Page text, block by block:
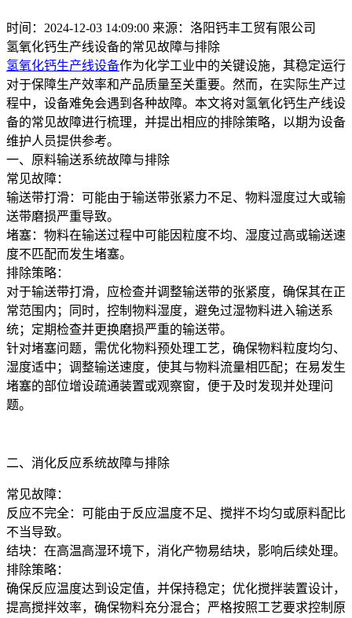
时间：2024-12-03 14:09:00 来源：洛阳钙丰工贸有限公司
氢氧化钙生产线设备的常见故障与排除
氢氧化钙生产线设备作为化学工业中的关键设施，其稳定运行
对于保障生产效率和产品质量至关重要。然而，在实际生产过
程中，设备难免会遇到各种故障。本文将对氢氧化钙生产线设
备的常见故障进行梳理，并提出相应的排除策略，以期为设备
维护人员提供参考。
一、原料输送系统故障与排除
常见故障：
输送带打滑：可能由于输送带张紧力不足、物料湿度过大或输
送带磨损严重导致。
堵塞：物料在输送过程中可能因粒度不均、湿度过高或输送速
度不匹配而发生堵塞。
排除策略：
对于输送带打滑，应检查并调整输送带的张紧度，确保其在正
常范围内；同时，控制物料湿度，避免过湿物料进入输送系
统；定期检查并更换磨损严重的输送带。
针对堵塞问题，需优化物料预处理工艺，确保物料粒度均匀、
湿度适中；调整输送速度，使其与物料流量相匹配；在易发生
堵塞的部位增设疏通装置或观察窗，便于及时发现并处理问
题。
二、消化反应系统故障与排除
常见故障：
反应不完全：可能由于反应温度不足、搅拌不均匀或原料配比
不当导致。
结块：在高温高湿环境下，消化产物易结块，影响后续处理。
排除策略：
确保反应温度达到设定值，并保持稳定；优化搅拌装置设计，
提高搅拌效率，确保物料充分混合；严格按照工艺要求控制原